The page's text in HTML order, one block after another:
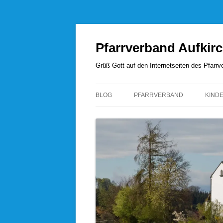
Pfarrverband
Grüß Gott auf den Internetseiten des
BLOG PFARRVERBAND
PFARRVERBANDSRAT
PFARREI AUFKIRCHEN
PFARREI HÖHENRAIN
PFARREI PERCHA
PFARREI WANGEN